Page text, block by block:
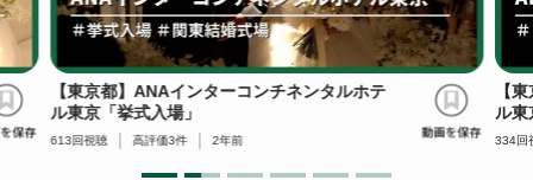
【東京都】ANAインターコンチネンタルホテ
ル東京「挙式入場」
613回視聴 高評価3件 2年前
【
ル東
334回